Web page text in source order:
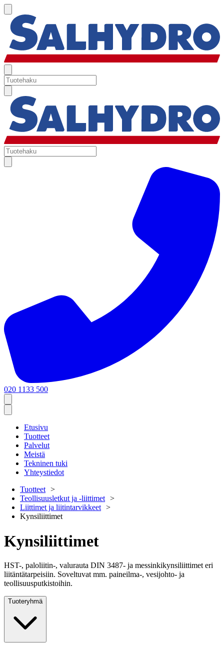
020 1133 500
Etusivu
Tuotteet
Palvelut
Meistä
Tekninen tuki
Yhteystiedot
Tuotteet
Teollisuusletkut ja -liittimet
Liittimet ja liitintarvikkeet
Kynsiliittimet
Kynsiliittimet
HST-, paloliitin-, valurauta DIN 3487- ja messinkikynsiliittimet eri
liitäntätarpeisiin. Soveltuvat mm. paineilma-, vesijohto- ja
teollisuusputkistoihin.
Tuoteryhmä